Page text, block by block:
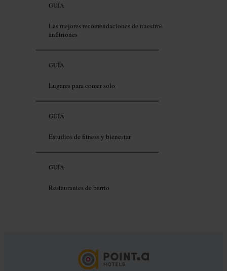
GUÍA
Las mejores recomendaciones de nuestros
anfitriones
GUÍA
Lugares para comer solo
GUÍA
Estudios de fitness y bienestar
GUÍA
Restaurantes de barrio